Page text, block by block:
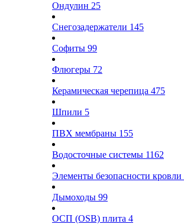
Ондулин 25
Снегозадержатели 145
Софиты 99
Флюгеры 72
Керамическая черепица 475
Шпили 5
ПВХ мембраны 155
Водосточные системы 1162
Элементы безопасности кровли
Дымоходы 99
ОСП (OSB) плита 4